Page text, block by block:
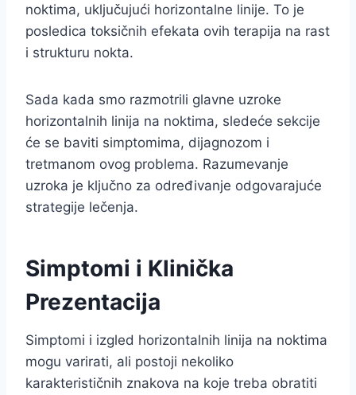
noktima, uključujući horizontalne linije. To je
posledica toksičnih efekata ovih terapija na rast
i strukturu nokta.
Sada kada smo razmotrili glavne uzroke
horizontalnih linija na noktima, sledeće sekcije
će se baviti simptomima, dijagnozom i
tretmanom ovog problema. Razumevanje
uzroka je ključno za određivanje odgovarajuće
strategije lečenja.
Simptomi i Klinička
Prezentacija
Simptomi i izgled horizontalnih linija na noktima
mogu varirati, ali postoji nekoliko
karakterističnih znakova na koje treba obratiti